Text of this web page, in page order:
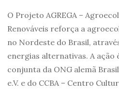
O Projeto AGREGA –
Renováveis reforça a
no Nordeste do Brasil,
energias alternativas. A
conjunta da ONG alemã
e.V. e do CCBA – Centro